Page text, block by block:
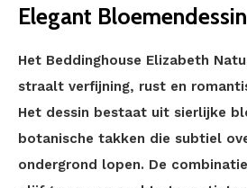
Elegant Bloemendessin
Het Beddinghouse Elizabeth
straalt verfijning, rust en
Het dessin bestaat uit sierlijke
botanische takken die subtiel
ondergrond lopen. De